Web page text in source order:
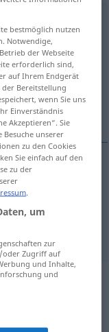
antippen)
of convicts
Quellen
Redaktion
bestmöglich nutzen
Notwendige,
der Webseite
erforderlich sind,
auf Ihrem Endgerät
Bereitstellung
wenn Sie uns
Einverständnis
Akzeptieren“. Sie
unserer
zu den Cookies
Sie einfach auf den
zu der
.
um
zur
oder Zugriff auf
und Inhalte,
und